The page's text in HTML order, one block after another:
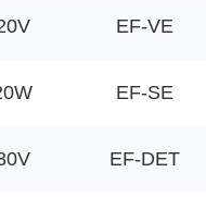
EF-VE
EF-SE
EF-DET